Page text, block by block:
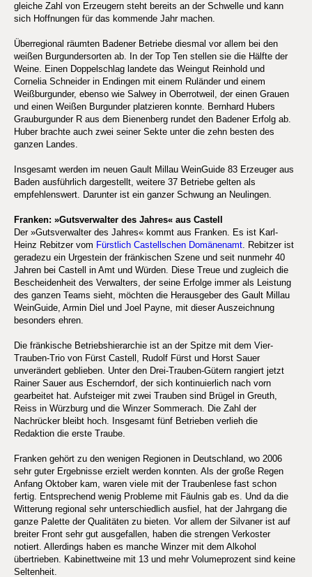
gleiche Zahl von Erzeugern steht bereits an der Schwelle und kann
sich Hoffnungen für das kommende Jahr machen.
Überregional räumten Badener Betriebe diesmal vor allem bei den
weißen Burgundersorten ab. In der Top Ten stellen sie die Hälfte der
Weine. Einen Doppelschlag landete das Weingut Reinhold und
Cornelia Schneider in Endingen mit einem Ruländer und einem
Weißburgunder, ebenso wie Salwey in Oberrotweil, der einen Grauen
und einen Weißen Burgunder platzieren konnte. Bernhard Hubers
Grauburgunder R aus dem Bienenberg rundet den Badener Erfolg ab.
Huber brachte auch zwei seiner Sekte unter die zehn besten des
ganzen Landes.
Insgesamt werden im neuen Gault Millau WeinGuide 83 Erzeuger aus
Baden ausführlich dargestellt, weitere 37 Betriebe gelten als
empfehlenswert. Darunter ist ein ganzer Schwung an Neulingen.
Franken: »Gutsverwalter des Jahres« aus Castell
Der »Gutsverwalter des Jahres« kommt aus Franken. Es ist Karl-
Heinz Rebitzer vom Fürstlich Castellschen Domänenamt. Rebitzer ist
geradezu ein Urgestein der fränkischen Szene und seit nunmehr 40
Jahren bei Castell in Amt und Würden. Diese Treue und zugleich die
Bescheidenheit des Verwalters, der seine Erfolge immer als Leistung
des ganzen Teams sieht, möchten die Herausgeber des Gault Millau
WeinGuide, Armin Diel und Joel Payne, mit dieser Auszeichnung
besonders ehren.
Die fränkische Betriebshierarchie ist an der Spitze mit dem Vier-
Trauben-Trio von Fürst Castell, Rudolf Fürst und Horst Sauer
unverändert geblieben. Unter den Drei-Trauben-Gütern rangiert jetzt
Rainer Sauer aus Escherndorf, der sich kontinuierlich nach vorn
gearbeitet hat. Aufsteiger mit zwei Trauben sind Brügel in Greuth,
Reiss in Würzburg und die Winzer Sommerach. Die Zahl der
Nachrücker bleibt hoch. Insgesamt fünf Betrieben verlieh die
Redaktion die erste Traube.
Franken gehört zu den wenigen Regionen in Deutschland, wo 2006
sehr guter Ergebnisse erzielt werden konnten. Als der große Regen
Anfang Oktober kam, waren viele mit der Traubenlese fast schon
fertig. Entsprechend wenig Probleme mit Fäulnis gab es. Und da die
Witterung regional sehr unterschiedlich ausfiel, hat der Jahrgang die
ganze Palette der Qualitäten zu bieten. Vor allem der Silvaner ist auf
breiter Front sehr gut ausgefallen, haben die strengen Verkoster
notiert. Allerdings haben es manche Winzer mit dem Alkohol
übertrieben. Kabinettweine mit 13 und mehr Volumeprozent sind keine
Seltenheit.